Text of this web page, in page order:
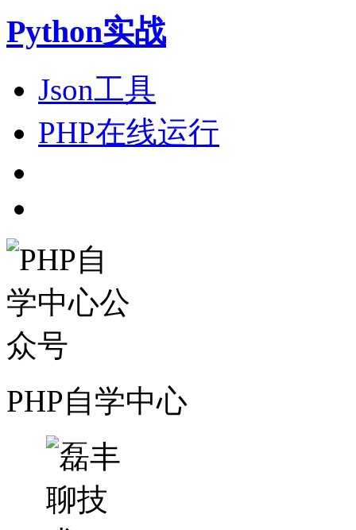
Python实战
Json工具
PHP在线运行
PHP自学中心